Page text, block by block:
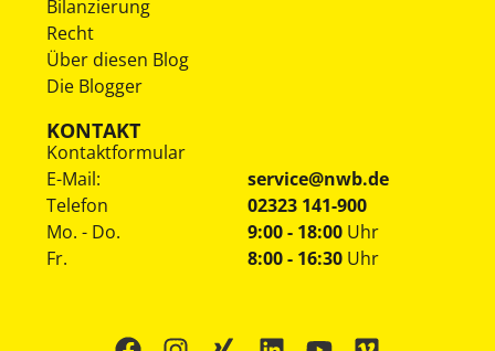
Bilanzierung
Recht
Über diesen Blog
Die Blogger
KONTAKT
Kontaktformular
E-Mail:
service@nwb.de
Telefon
02323 141-900
Mo. - Do.
Fr.
9:00 - 18:00 Uhr
8:00 - 16:30 Uhr